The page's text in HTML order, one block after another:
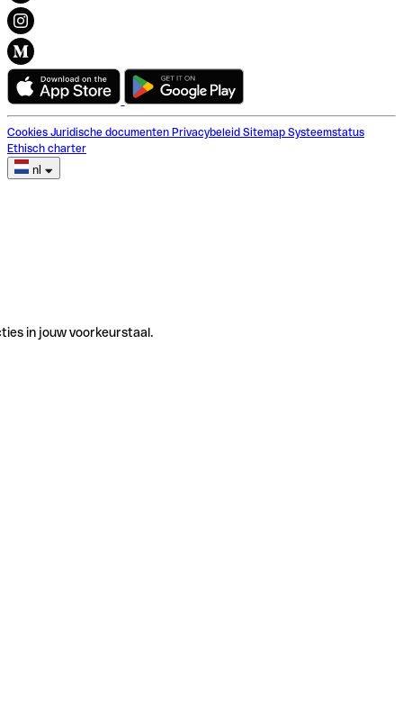
Cookies Juridische documenten Privacybeleid Sitemap Systeemstatus
Ethisch charter
nl
in jouw voorkeurstaal.